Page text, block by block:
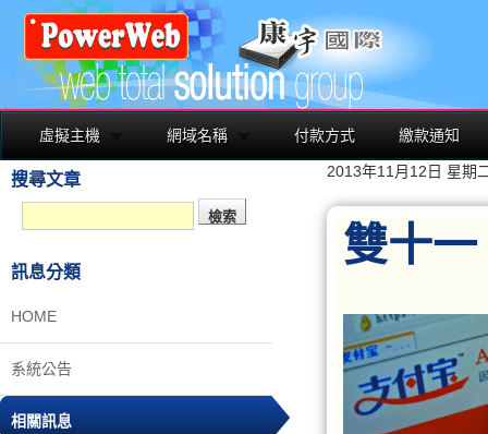
虛擬主機 網域名稱 付款方式 繳款通知
搜尋文章
訊息分類
HOME
系統公告
相關訊息
2013年11月12日 星期
雙十